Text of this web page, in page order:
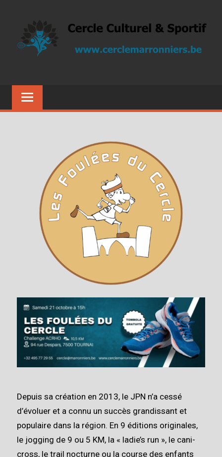
Depuis sa création en 2013, le JPN n’a cessé
d’évoluer et a connu un succès grandissant et
populaire dans la région. En 9 éditions originales,
le jogging de 9 ou 5 KM, la « ladie’s run », le cani-
cross, le trail nocturne ou la course des enfants